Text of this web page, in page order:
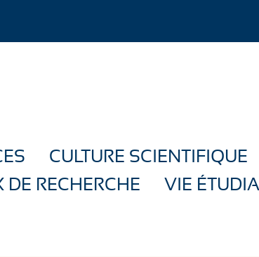
CULTURE SCIENTIFIQUE
DE RECHERCHE
VIE